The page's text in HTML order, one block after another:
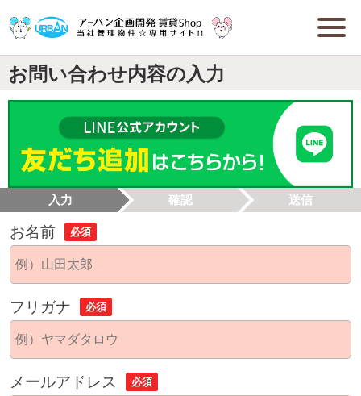
お問い合わせ内容の入力
入力 確認 送信
お名前 必須
フリガナ 必須
メールアドレス 必須